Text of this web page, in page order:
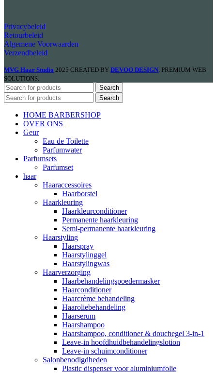
Privacybeleid
Retourbeleid
Algemene Voorwaarden
Verzendbeleid
MVG Haar Studio 2025 CREATED BY DEVOO DESIGN. PREMIUM WEB
SOLUTIONS.
Search
Search
HOME BARBERSHOP
OVER ONS
Geur
Eau de Toilette
Parfumwater
Parfumsets
Parfumset
haar
Haaraccessoires
Haarborstel
Haarkleuring
Haarkleurconditioner
Permanente haarkleuring
Semi-permanente haarkleuring
Haarstyling
Haarspray
Haarstylinggel
Haarstylingwas
Haarverzorging
Haarbehandelingspoedermasker
Haarconditioner
Haarcrème behandeling
Haaroliebehandeling
Haarserum
Haarshampoo
Haarshampoo, conditioner & douchegel 3-in-1
Leave-in hoofdhuidbehandelingslotion
Leave-in schuimconditioner
Salonbenodigdheden
Plastic dispenser voor aluminiumfolie